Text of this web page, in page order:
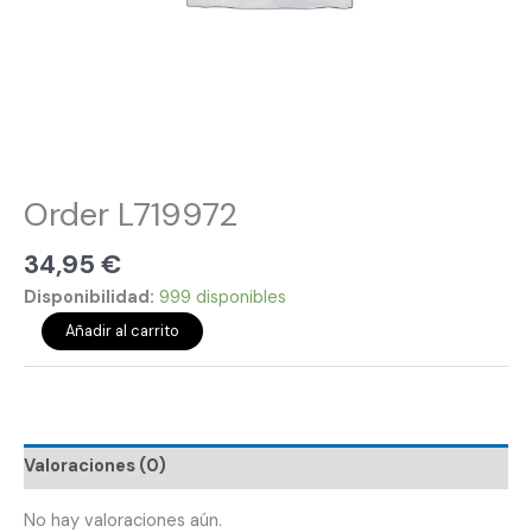
Order L719972
34,95 €
Disponibilidad: 999 disponibles
Añadir al carrito
Valoraciones (0)
No hay valoraciones aún.